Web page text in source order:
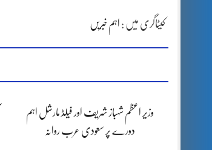
کیٹاگری میں : اہم خبریں
وزیر اعظم شہباز شریف اور فیلڈ مارشل اہم
دورے پر سعودی عرب روانہ